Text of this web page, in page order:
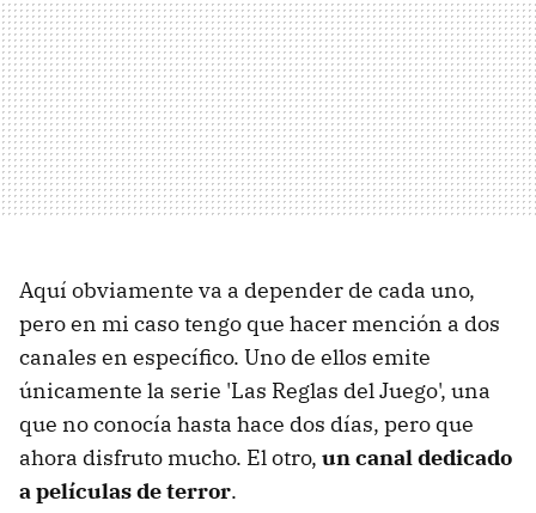
Aquí obviamente va a depender de cada uno,
pero en mi caso tengo que hacer mención a dos
canales en específico. Uno de ellos emite
únicamente la serie 'Las Reglas del Juego', una
que no conocía hasta hace dos días, pero que
ahora disfruto mucho. El otro, un canal dedicado
a películas de terror.